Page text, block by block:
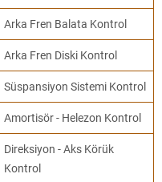
Arka Fren Balata Kontrol
Arka Fren Diski Kontrol
Süspansiyon Sistemi Kontrol
Amortisör - Helezon Kontrol
Direksiyon - Aks Körük
Kontrol